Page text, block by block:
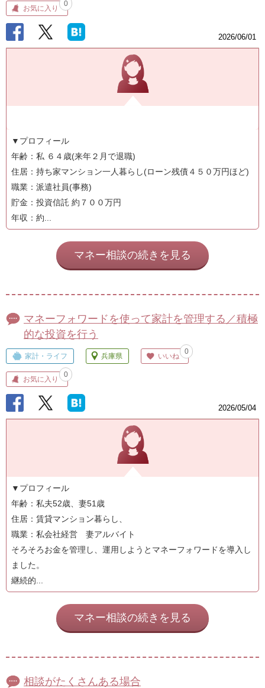
お気に入り
0
2026/06/01
▼プロフィール
年齢：私 ６４歳(来年２月で退職)
住居：持ち家マンション一人暮らし(ローン残債４５０万円ほど)
職業：派遣社員(事務)
貯金：投資信託 約７００万円
年収：約...
マネー相談の続きを見る
マネーフォワードを使って家計を管理する／積極
的な投資を行う
家計・ライフ 兵庫県 いいね
0
お気に入り
0
2026/05/04
▼プロフィール
年齢：私夫52歳、妻51歳
住居：賃貸マンション暮らし、
職業：私会社経営 妻アルバイト
そろそろお金を管理し、運用しようとマネーフォワードを導入し
ました。
継続的...
マネー相談の続きを見る
相談がたくさんある場合